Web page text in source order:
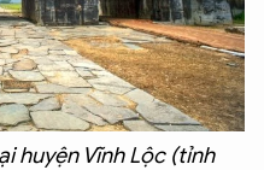
huyện Vĩnh Lộc (tỉnh